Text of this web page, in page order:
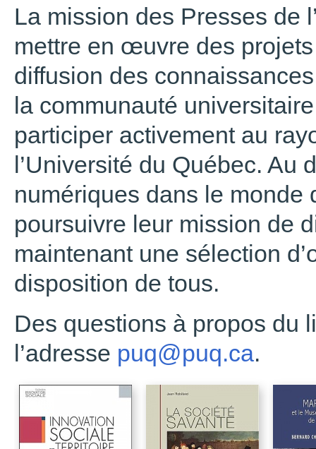
La mission des Presses de
mettre en œuvre des
diffusion des
la communauté
participer activement au
l’Université du Québec. Au
numériques dans le monde
poursuivre leur mission de
maintenant une sélection
disposition de tous.
Des questions à propos du
l’adresse puq@puq.ca.